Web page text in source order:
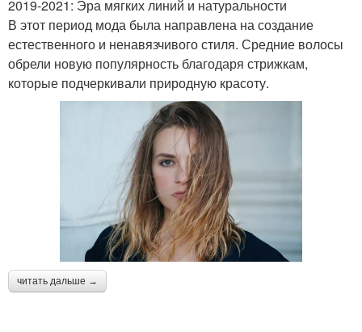
2019-2021: Эра мягких линий и натуральности
В этот период мода была направлена на создание
естественного и ненавязчивого стиля. Средние волосы
обрели новую популярность благодаря стрижкам,
которые подчеркивали природную красоту.
читать дальше →